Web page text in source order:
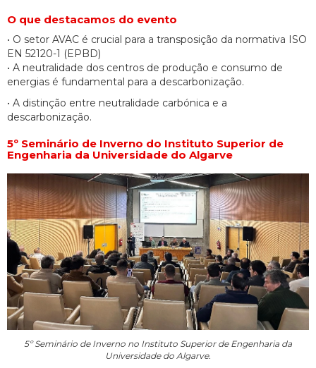
O que destacamos do evento
• O setor AVAC é crucial para a transposição da normativa ISO
EN 52120-1 (EPBD)
• A neutralidade dos centros de produção e consumo de
energias é fundamental para a descarbonização.
• A distinção entre neutralidade carbónica e a
descarbonização.
5º Seminário de Inverno do Instituto Superior de
Engenharia da Universidade do Algarve
5º Seminário de Inverno no Instituto Superior de Engenharia da
Universidade do Algarve.